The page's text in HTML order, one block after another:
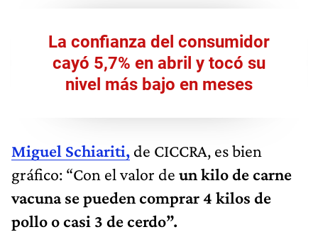
La confianza del consumidor
cayó 5,7% en abril y tocó su
nivel más bajo en meses
Miguel Schiariti, de CICCRA, es bien
gráfico: “Con el valor de un kilo de carne
vacuna se pueden comprar 4 kilos de
pollo o casi 3 de cerdo”.